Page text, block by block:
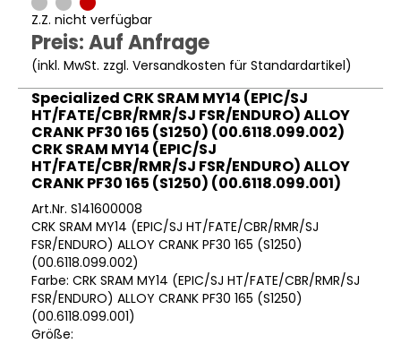
Z.Z. nicht verfügbar
Preis: Auf Anfrage
(inkl. MwSt. zzgl. Versandkosten für Standardartikel)
Specialized CRK SRAM MY14 (EPIC/SJ
HT/FATE/CBR/RMR/SJ FSR/ENDURO) ALLOY
CRANK PF30 165 (S1250) (00.6118.099.002)
CRK SRAM MY14 (EPIC/SJ
HT/FATE/CBR/RMR/SJ FSR/ENDURO) ALLOY
CRANK PF30 165 (S1250) (00.6118.099.001)
Art.Nr. S141600008
CRK SRAM MY14 (EPIC/SJ HT/FATE/CBR/RMR/SJ
FSR/ENDURO) ALLOY CRANK PF30 165 (S1250)
(00.6118.099.002)
Farbe: CRK SRAM MY14 (EPIC/SJ HT/FATE/CBR/RMR/SJ
FSR/ENDURO) ALLOY CRANK PF30 165 (S1250)
(00.6118.099.001)
Größe: